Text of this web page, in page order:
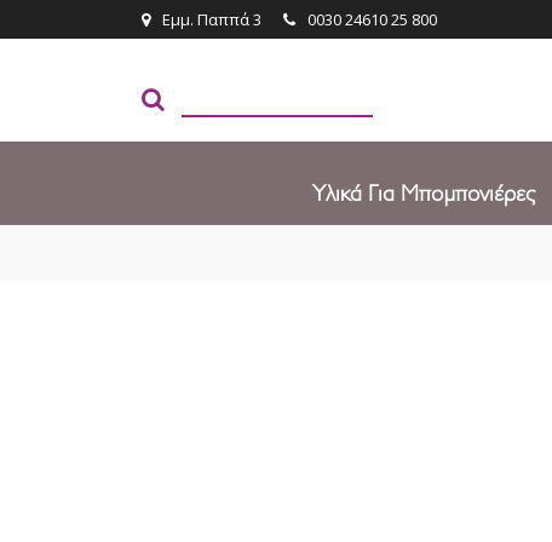
Εμμ. Παππά 3 0030 24610 25 800
Υλικά Για Μπομπονιέρες